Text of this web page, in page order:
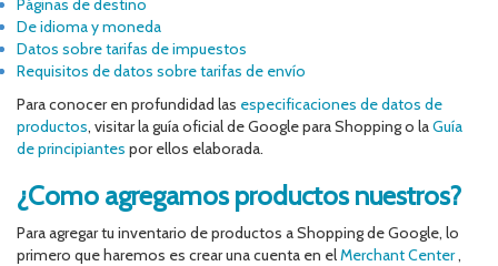
Páginas de destino
De idioma y moneda
Datos sobre tarifas de impuestos
Requisitos de datos sobre tarifas de envío
Para conocer en profundidad las especificaciones de datos de
productos, visitar la guía oficial de Google para Shopping o laGuía
de principiantes por ellos elaborada.
¿Como agregamos productos nuestros?
Para agregar tu inventario de productos a Shopping de Google, lo
primero que haremos es crear una cuenta en elMerchant Center,